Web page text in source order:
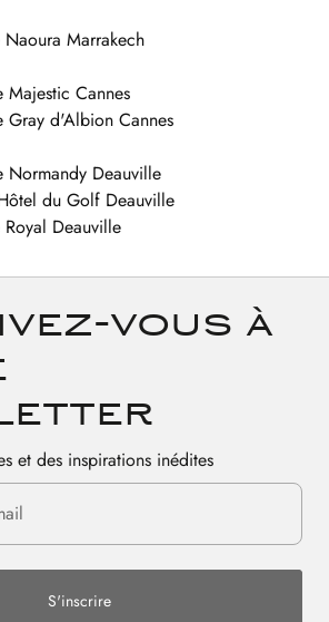
Marrakech
Cannes
Gray d'Albion Cannes
Normandy Deauville
du Golf Deauville
Deauville
vous à
et des inspirations inédites
S'inscrire